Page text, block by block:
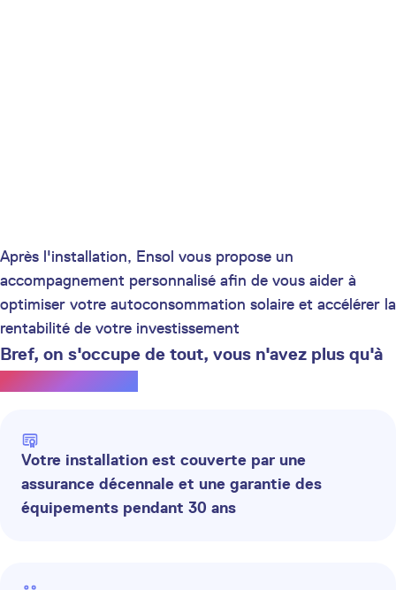
Après l'installation, Ensol vous propose un
accompagnement personnalisé afin de vous aider à
optimiser votre autoconsommation solaire et accélérer la
rentabilité de votre investissement
Bref, on s'occupe de tout, vous n'avez plus qu'à
profiter du soleil.
Votre installation est couverte par une
assurance décennale et une garantie des
équipements pendant 30 ans